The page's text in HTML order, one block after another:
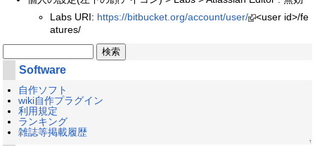
Labs URI: https://bitbucket.org/account/user/
<user id>/fe
atures/
Software
自作ソフト
wiki自作プラグイン
利用規定
ランキング
雑誌等掲載履歴
↑